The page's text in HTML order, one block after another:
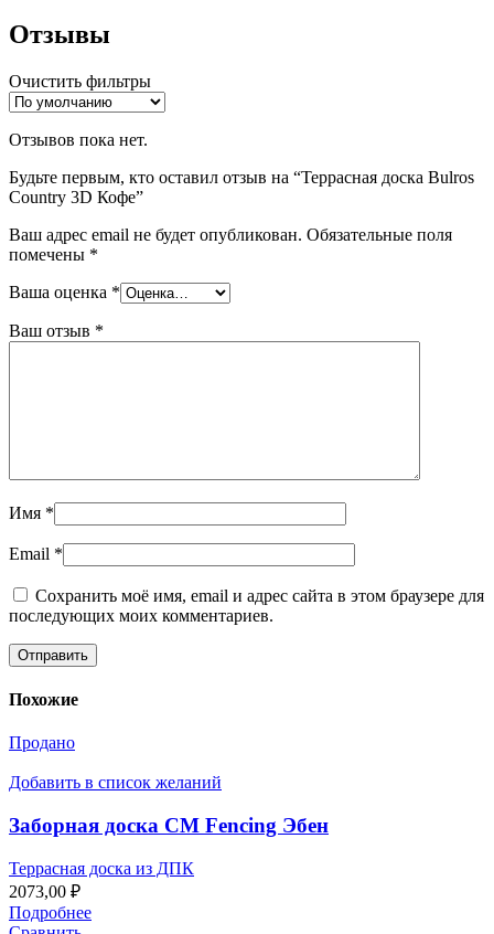
Отзывы
Очистить фильтры
Отзывов пока нет.
Будьте первым, кто оставил отзыв на “Террасная доска Bulros
Country 3D Кофе”
Ваш адрес email не будет опубликован. Обязательные поля
помечены *
Ваша оценка *
Ваш отзыв *
Имя *
Email *
Сохранить моё имя, email и адрес сайта в этом браузере для
последующих моих комментариев.
Похожие
Продано
Добавить в список желаний
Заборная доска СМ Fencing Эбен
Террасная доска из ДПК
2073,00 ₽
Подробнее